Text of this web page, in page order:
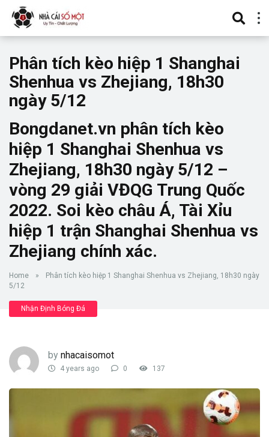
Phân tích kèo hiệp 1 Shanghai
Shenhua vs Zhejiang, 18h30
ngày 5/12
Bongdanet.vn phân tích kèo
hiệp 1 Shanghai Shenhua vs
Zhejiang, 18h30 ngày 5/12 –
vòng 29 giải VĐQG Trung Quốc
2022. Soi kèo châu Á, Tài Xỉu
hiệp 1 trận Shanghai Shenhua vs
Zhejiang chính xác.
Home »
Phân tích kèo hiệp 1 Shanghai Shenhua vs Zhejiang, 18h30 ngày
5/12
Nhận Định Bóng Đá
by nhacaisomot
4 years ago 0 137